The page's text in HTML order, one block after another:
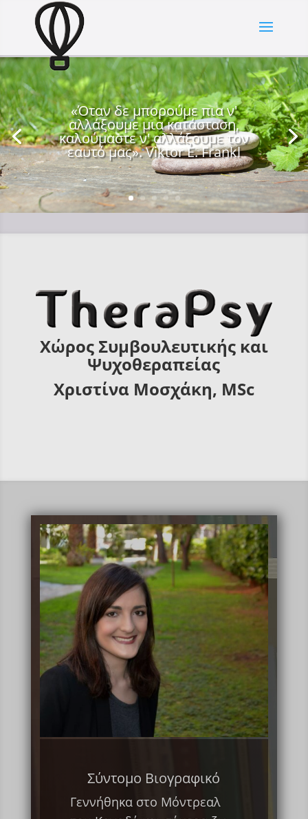
«Όταν δε μπορούμε πια ν'
αλλάξουμε μια κατάσταση,
καλούμαστε ν' αλλάξουμε τον
εαυτό μας». Viktor E. Frankl
Χώρος Συμβουλευτικής και
Ψυχοθεραπείας
Χριστίνα Μοσχάκη, MSc
Σύντομο Βιογραφικό
Γεννήθηκα στο Μόντρεαλ